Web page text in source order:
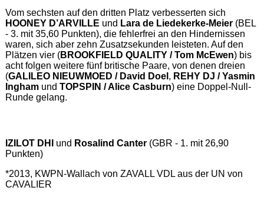
Vom sechsten auf den dritten Platz verbesserten sich
HOONEY D’ARVILLE und Lara de Liedekerke-Meier(BEL
- 3. mit 35,60 Punkten), die fehlerfrei an den Hindernissen
waren, sich aber zehn Zusatzsekunden leisteten. Auf den
Plätzen vier (BROOKFIELD QUALITY / Tom McEwen) bis
acht folgen weitere fünf britische Paare, von denen dreien
(GALILEO NIEUWMOED / David Doel , REHY DJ / Yasmin
Inghamund TOPSPIN / Alice Casburn) eine Doppel-Null-
Runde gelang.
IZILOT DHI und Rosalind Canter(GBR - 1. mit 26,90
Punkten)
*2013, KWPN-Wallach von ZAVALL VDL aus der UN von
CAVALIER